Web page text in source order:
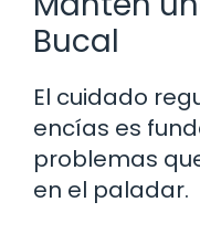
Bucal
El cuidado
encías es
problemas
en el paladar.